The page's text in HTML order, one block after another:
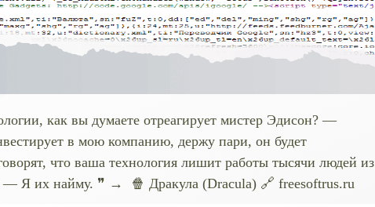
как вы думаете отреагирует мистер Эдисон? —
в мою компанию, держу пари, он будет
что ваша технология лишит работы тысячи людей из
— Я их найму. ❞ → 🍿 Дракула (Dracula) 🔗 freesoftrus.ru